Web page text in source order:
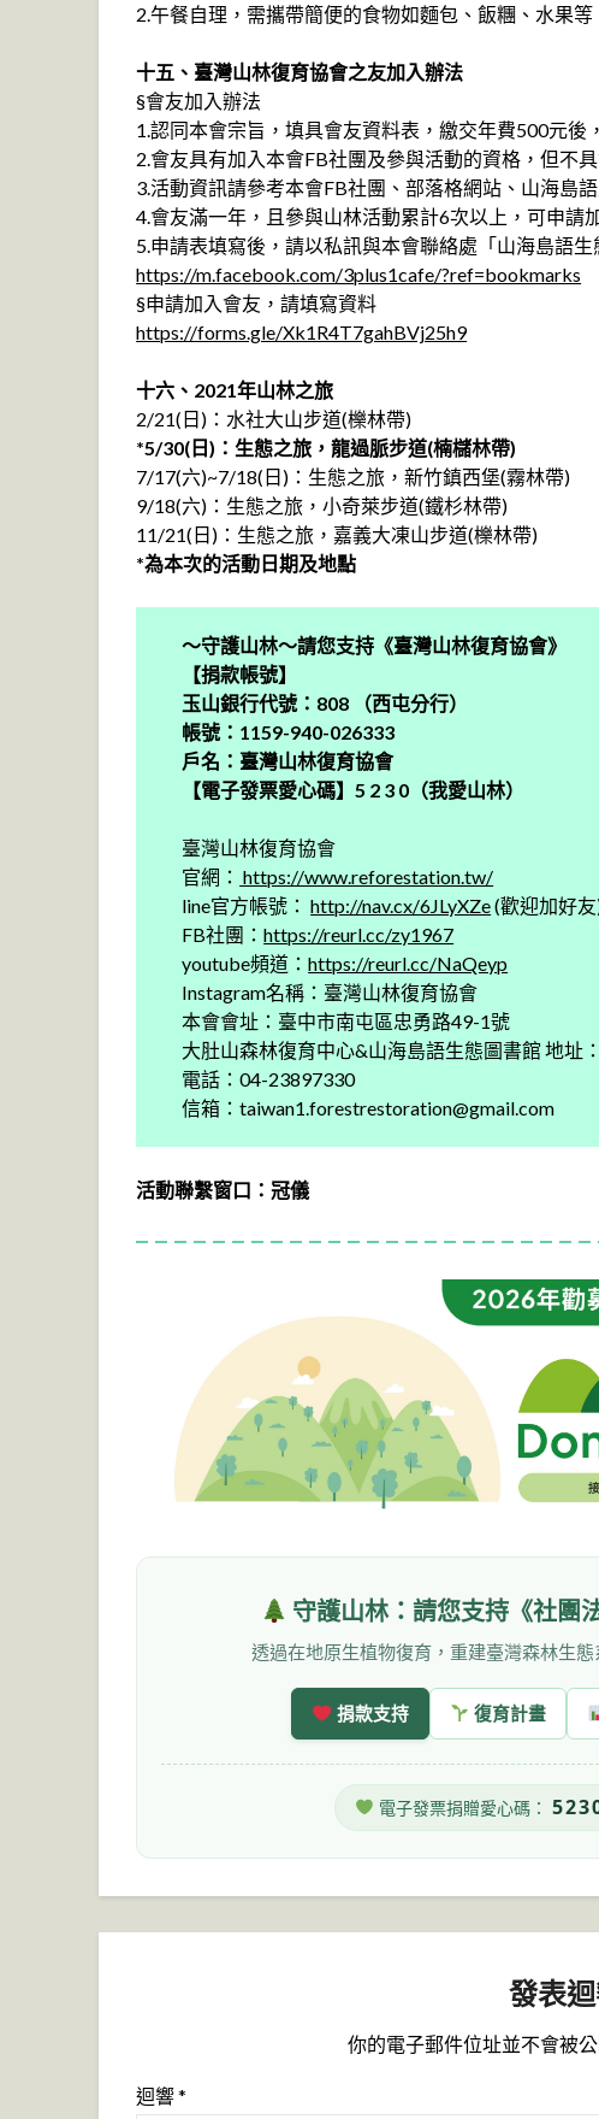
2.午餐自理，需攜帶簡便的食物如麵包、飯糰、水果等
十五、臺灣山林復育協會之友加入辦法
§會友加入辦法
1.認同本會宗旨，填具會友資料表，繳交年費500元後
2.會友具有加入本會FB社團及參與活動的資格，但不
3.活動資訊請參考本會FB社團、部落格網站、山海島
4.會友滿一年，且參與山林活動累計6次以上，可申請
5.申請表填寫後，請以私訊與本會聯絡處「山海島語
https://m.facebook.com/3plus1cafe/?ref=bookmarks
§申請加入會友，請填寫資料
https://forms.gle/Xk1R4T7gahBVj25h9
十六、2021年山林之旅
2/21(日)：水社大山步道(櫟林帶)
*5/30(日)：生態之旅，龍過脈步道(楠櫧林帶)
7/17(六)~7/18(日)：生態之旅，新竹鎮西堡(霧林帶)
9/18(六)：生態之旅，小奇萊步道(鐵杉林帶)
11/21(日)：生態之旅，嘉義大凍山步道(櫟林帶)
*為本次的活動日期及地點
～守護山林～請您支持《臺灣山林復育協會》
【捐款帳號】
玉山銀行代號：808 （西屯分行）
帳號：1159-940-026333
戶名：臺灣山林復育協會
【電子發票愛心碼】5 2 3 0（我愛山林）
臺灣山林復育協會
官網： https://www.reforestation.tw/
line官方帳號：http://nav.cx/6JLyXZe(歡迎加好
FB社團：https://reurl.cc/zy1967
youtube頻道：https://reurl.cc/NaQeyp
Instagram名稱：臺灣山林復育協會
本會會址：臺中市南屯區忠勇路49-1號
大肚山森林復育中心&山海島語生態圖書館 地址
電話：04-23897330
信箱：taiwan1.forestrestoration@gmail.com
活動聯繫窗口：冠儀
守護山林：請您支持《社團
透過在地原生植物復育，重建臺灣森林生
捐款支持 復育計畫
電子發票捐贈愛心碼：
發表
你的電子郵件位址並不會被公
迴響*